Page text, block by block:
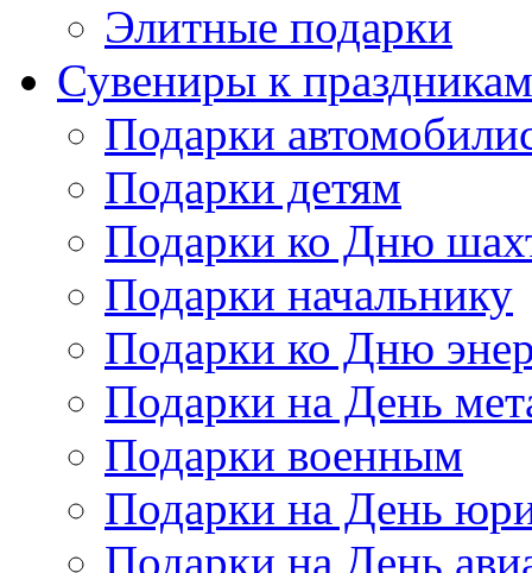
Элитные подарки
Сувениры к праздникам
Подарки
Подарки детям
Подарки ко Дню
Подарки начальнику
Подарки ко Дню
Подарки на День
Подарки военным
Подарки на День
Подарки на День